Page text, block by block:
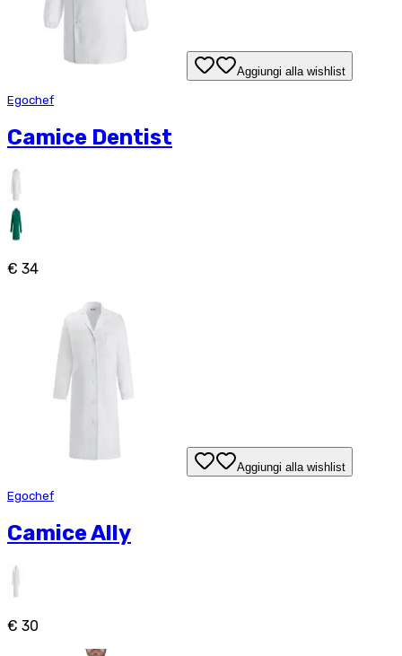
Aggiungi alla wishlist
Egochef
Camice Dentist
€ 34
Aggiungi alla wishlist
Egochef
Camice Ally
€ 30